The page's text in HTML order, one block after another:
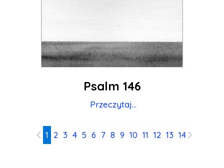
Psalm 146
Przeczytaj...
1 2 3 4 5 6 7 8 9 10 11 12 13 14 15